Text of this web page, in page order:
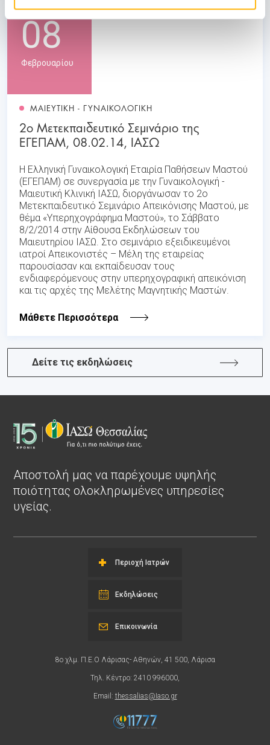
08
Φεβρουαρίου
ΜΑΙΕΥΤΙΚΗ - ΓΥΝΑΙΚΟΛΟΓΙΚΗ
2ο Μετεκπαιδευτικό Σεμινάριο της
ΕΓΕΠΑΜ, 08.02.14, ΙΑΣΩ
Η Ελληνική Γυναικολογική Εταιρία Παθήσεων Μαστού
(ΕΓΕΠΑΜ) σε συνεργασία με την Γυναικολογική -
Μαιευτική Κλινική ΙΑΣΩ, διοργάνωσαν το 2ο
Μετεκπαιδευτικό Σεμινάριο Απεικόνισης Μαστού, με
θέμα «Υπερηχογράφημα Μαστού», το Σάββατο
8/2/2014 στην Αίθουσα Εκδηλώσεων του
Μαιευτηρίου ΙΑΣΩ. Στο σεμινάριο εξειδικευμένοι
ιατροί Απεικονιστές – Μέλη της εταιρείας
παρουσίασαν και εκπαίδευσαν τους
ενδιαφερόμενους στην υπερηχογραφική απεικόνιση
και τις αρχές της Μελέτης Μαγνητικής Μαστών.
Μάθετε Περισσότερα
Δείτε τις εκδηλώσεις
Αποστολή μας να παρέχουμε υψηλής
ποιότητας ολοκληρωμένες υπηρεσίες
υγείας.
Περιοχή Ιατρών
Εκδηλώσεις
8ο χλμ. Π.Ε.Ο Λάρισας- Αθηνών, 41 500, Λάρισα
Τηλ. Κέντρο: 2410 996000,
Email: thessalias@Iaso.gr
Επικοινωνία